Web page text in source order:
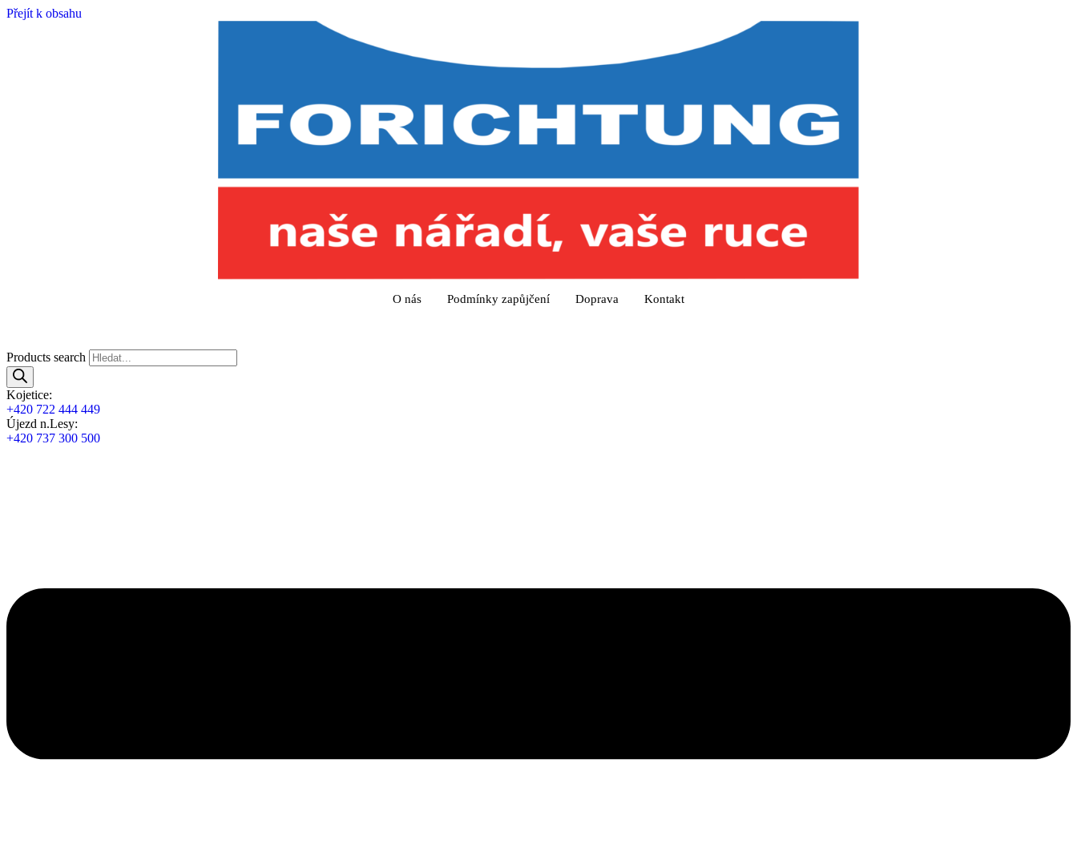
Přejít k obsahu
O nás Podmínky zapůjčení Doprava Kontakt
Products search
Kojetice:
+420 722 444 449
Újezd n.Lesy:
+420 737 300 500